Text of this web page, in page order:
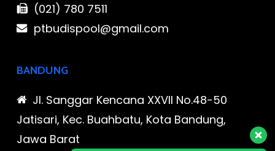
(021) 780 7511
ptbudispool@gmail.com
BANDUNG
Jl. Sanggar Kencana XXVII No.48-50
Jatisari, Kec. Buahbatu, Kota Bandung,
Jawa Barat